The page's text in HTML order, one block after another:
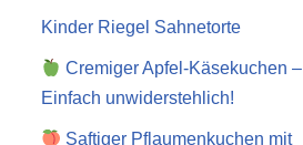
Kinder Riegel Sahnetorte
Cremiger Apfel-Käsekuchen –
Einfach unwiderstehlich!
Saftiger Pflaumenkuchen mit